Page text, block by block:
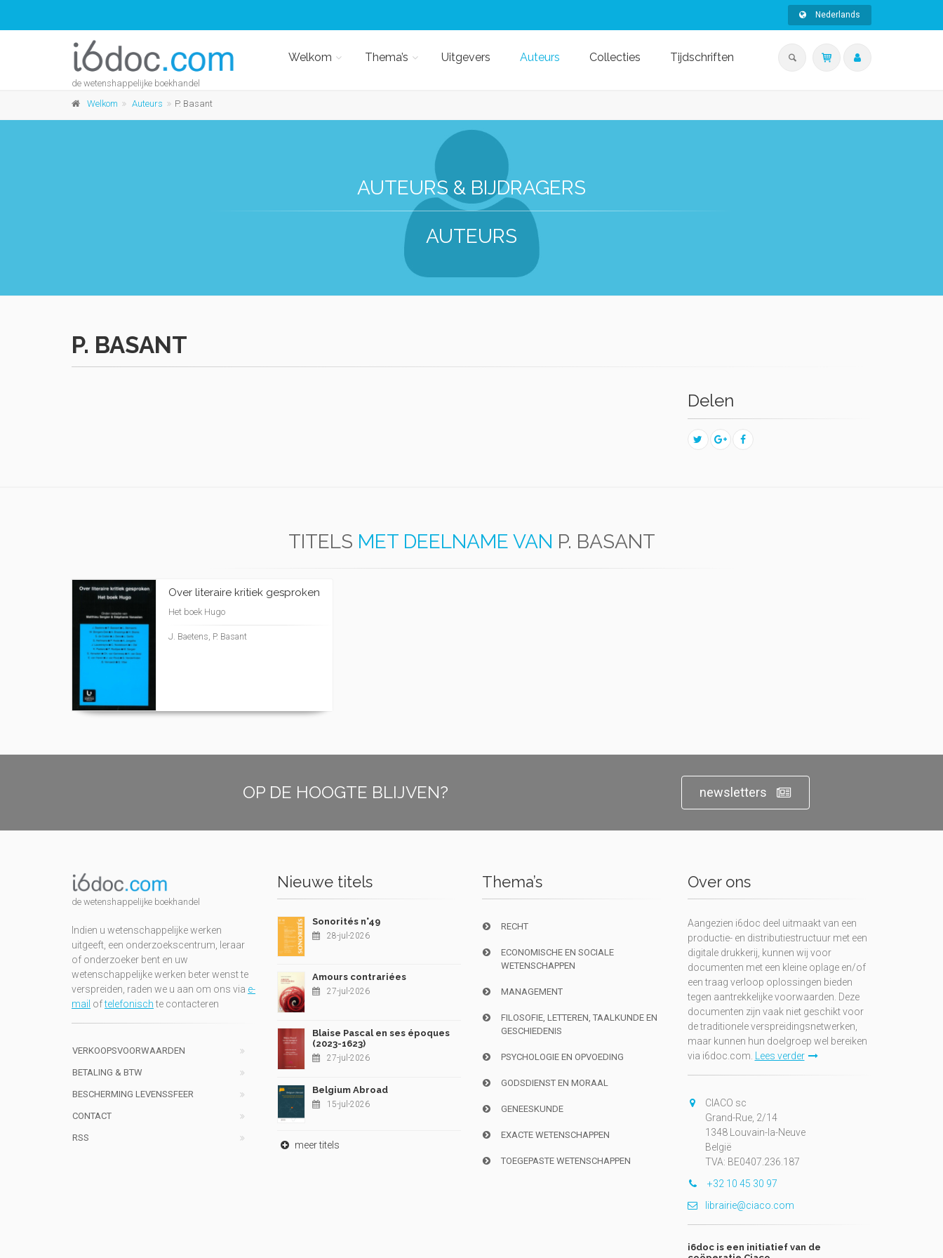
Nederlands
de wetenshappelijke boekhandel
Welkom Thema’s Uitgevers Auteurs Collecties Tijdschriften
Welkom Auteurs P. Basant
AUTEURS & BIJDRAGERS
AUTEURS
P. BASANT
Delen
TITELS MET DEELNAME VAN P. BASANT
Over literaire kritiek gesproken
Het boek Hugo
J. Baetens, P. Basant
OP DE HOOGTE BLIJVEN? newsletters
de wetenshappelijke boekhandel
Indien u wetenschappelijke werken
uitgeeft, een onderzoekscentrum, leraar
of onderzoeker bent en uw
wetenschappelijke werken beter wenst te
verspreiden, raden we u aan om ons via e-
mail oftelefonischte contacteren
VERKOOPSVOORWAARDEN
BETALING & BTW
BESCHERMING LEVENSSFEER
CONTACT
RSS
Nieuwe titels
Sonorités n°49
28-jul-2026
Amours contrariées
27-jul-2026
Blaise Pascal en ses époques
(2023-1623)
27-jul-2026
Belgium Abroad
15-jul-2026
meer titels
Thema’s
RECHT
ECONOMISCHE EN SOCIALE
WETENSCHAPPEN
MANAGEMENT
FILOSOFIE, LETTEREN, TAALKUNDE EN
GESCHIEDENIS
PSYCHOLOGIE EN OPVOEDING
GODSDIENST EN MORAAL
GENEESKUNDE
EXACTE WETENSCHAPPEN
TOEGEPASTE WETENSCHAPPEN
Over ons
Aangezien i6doc deel uitmaakt van een
productie- en distributiestructuur met een
digitale drukkerij, kunnen wij voor
documenten met een kleine oplage en/of
een traag verloop oplossingen bieden
tegen aantrekkelijke voorwaarden. Deze
documenten zijn vaak niet geschikt voor
de traditionele verspreidingsnetwerken,
maar kunnen hun doelgroep wel bereiken
via i6doc.com.
Lees verder
CIACO sc
Grand-Rue, 2/14
1348 Louvain-la-Neuve
België
TVA: BE0407.236.187
+32 10 45 30 97
librairie@ciaco.com
i6doc is een initiatief van de